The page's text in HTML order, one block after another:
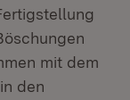
mit dem
den